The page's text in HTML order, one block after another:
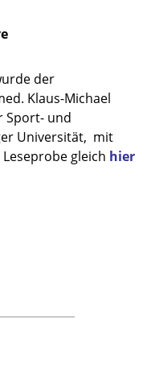
der
Klaus-Michael
Sport- und
Universität, mit
gleich hier